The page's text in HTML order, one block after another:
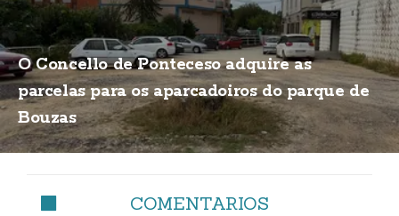
O Concello de Ponteceso adquire as
parcelas para os aparcadoiros do parque de
Bouzas
COMENTARIOS